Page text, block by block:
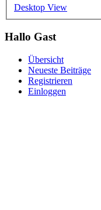
Desktop View
Hallo Gast
Übersicht
Neueste Beiträge
Registrieren
Einloggen